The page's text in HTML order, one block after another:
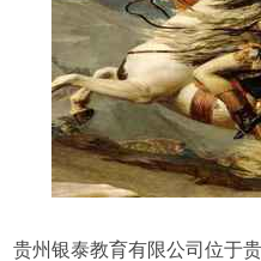
贵州银泰教育有限公司位于